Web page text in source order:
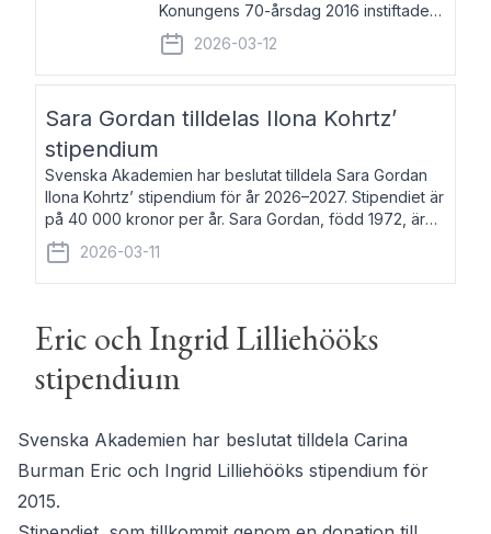
Konungens 70-årsdag 2016 instiftade
fem av de kungliga akademierna det så
kallade Bernadotteprogrammet med
syfte att genom stipendier erbjuda stöd
2026-03-12
Sara Gordan tilldelas Ilona Kohrtz’
stipendium
Svenska Akademien har beslutat tilldela Sara Gordan
Ilona Kohrtz’ stipendium för år 2026–2027. Stipendiet är
på 40 000 kronor per år. Sara Gordan, född 1972, är
författare och översättare. Hon debuterade 2006 med
det prosalyriska verket En
2026-03-11
Eric och Ingrid Lilliehööks
stipendium
Svenska Akademien har beslutat tilldela Carina
Burman Eric och Ingrid Lilliehööks stipendium för
2015.